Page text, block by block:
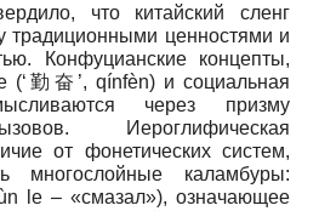
что китайский сленг
традиционными ценностями и
Конфуцианские концепты,
(‘勤奋’, qínfèn) и социальная
через призму
Иероглифическая
от фонетических систем,
многослойные каламбуры:
le – «смазал»), означающее